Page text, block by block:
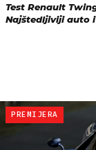
Test Renault
Najštedljiviji auto
PREMIJERA